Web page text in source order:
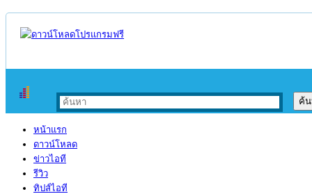
หน้าแรก
ดาวน์โหลด
ข่าวไอที
รีวิว
ทิปส์ไอที